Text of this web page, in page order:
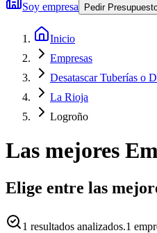
Soy empresa Pedir
Inicio
Empresas
Desatascar Tuberías o
La Rioja
Logroño
Las mejores
Elige entre las
1 resultados analizados.1